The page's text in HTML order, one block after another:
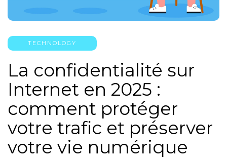
TECHNOLOGY
La confidentialité sur
Internet en 2025 :
comment protéger
votre trafic et préserver
votre vie numérique